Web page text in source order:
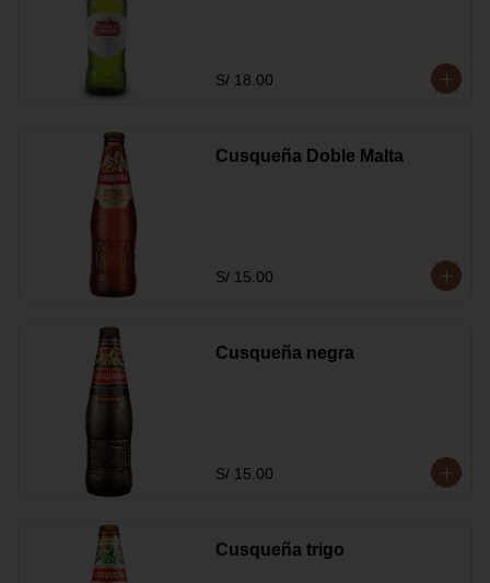
S/ 18.00
Cusqueña Doble Malta
S/ 15.00
Cusqueña negra
S/ 15.00
Cusqueña trigo